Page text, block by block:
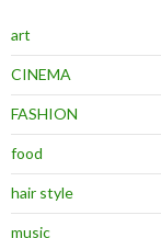
art
CINEMA
FASHION
food
hair style
music